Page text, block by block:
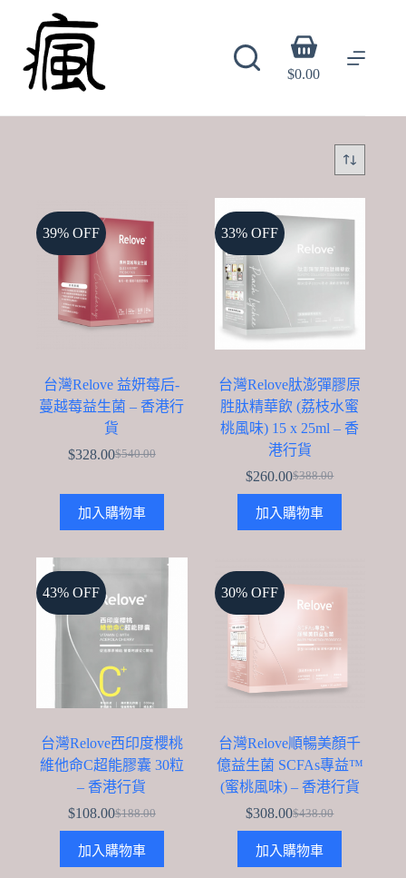
content
Shopping
cart
$0.00
39% OFF
台灣Relove 益妍莓后-
蔓越莓益生菌 – 香港行
貨
$540.00
Original
was:
$540.00.
$328.00Current
is:
$328.00.
加入購物車
33% OFF
台灣Relove肽澎彈膠原
胜肽精華飲 (荔枝水蜜
桃風味) 15 x 25ml – 香
港行貨
$388.00
Original
price
was:
$388.00.
$260.00Current
price
is:
$260.00.
加入購物車
43% OFF
台灣Relove西印度櫻桃
維他命C超能膠囊 30粒
– 香港行貨
$188.00
Original
was:
$188.00.
$108.00Current
is:
$108.00.
加入購物車
30% OFF
台灣Relove順暢美顏千
億益生菌 SCFAs專益™
(蜜桃風味) – 香港行貨
$438.00
Original
was:
$438.00.
$308.00Current
is:
$308.00.
加入購物車